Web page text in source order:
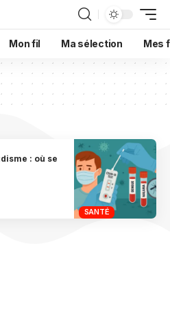
Mon fil Ma sélection Mes
SANTÉ
: où se